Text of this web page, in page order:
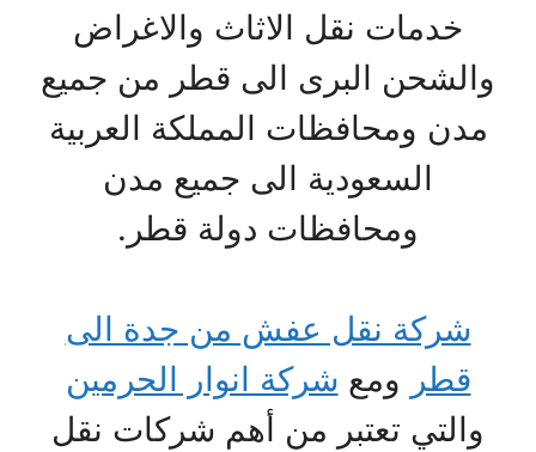
خدمات نقل الاثاث والاغراض
والشحن البرى الى قطر من جميع
مدن ومحافظات المملكة العربية
السعودية الى جميع مدن
ومحافظات دولة قطر.
شركة نقل عفش من جدة الى
قطر ومع شركة انوار الحرمين
والتي تعتبر من أهم شركات نقل